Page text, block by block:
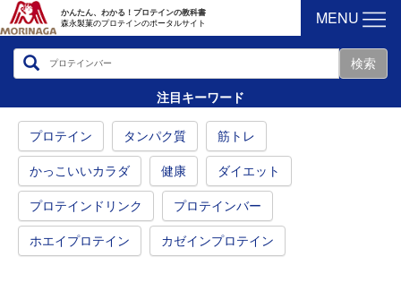
かんたん、わかる！プロテインの教科書
森永製菓のプロテインのポータルサイト
MENU
注目キーワード
プロテイン タンパク質 筋トレ
かっこいいカラダ 健康 ダイエット
プロテインドリンク プロテインバー
ホエイプロテイン カゼインプロテイン